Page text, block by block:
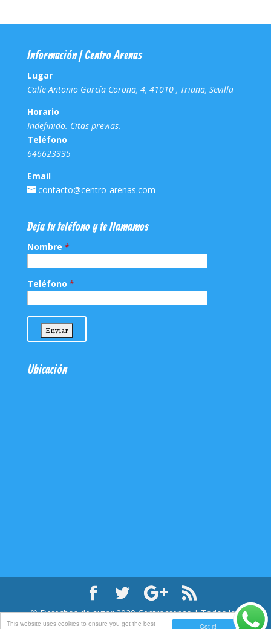
Got it!
This website uses cookies to ensure you get the best
Información | Centro Arenas
Lugar
Calle Antonio García Corona, 4, 41010 , Triana, Sevilla
Horario
Indefinido. Citas previas.
Teléfono
646623335
Email
contacto@centro-arenas.com
Deja tu teléfono y te llamamos
Nombre *
Teléfono *
Ubicación
© Derechos de autor2020Centroarenas | Todos los
derechos reservados